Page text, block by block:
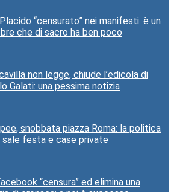
“censurato” nei manifesti: è un
che di sacro ha ben poco
non legge, chiude l’edicola di
Galati: una pessima notizia
snobbata piazza Roma: la politica
sale festa e case private
“censura” ed elimina una